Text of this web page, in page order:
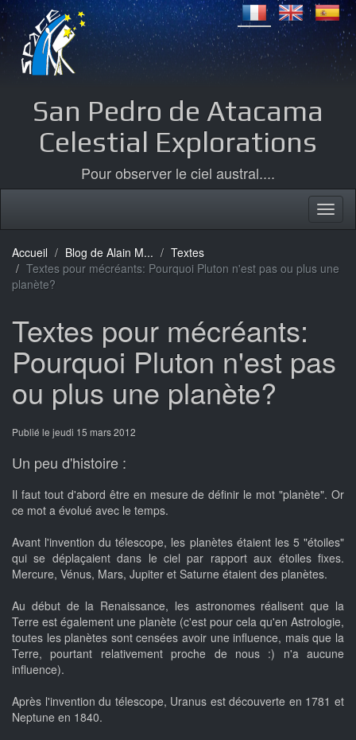
San Pedro de Atacama
Celestial Explorations
Pour observer le ciel austral....
Accueil Blog de Alain M...
Textes
Textes pour mécréants: Pourquoi Pluton n'est pas ou plus une
planète?
Textes pour mécréants:
Pourquoi Pluton n'est pas
ou plus une planète?
Publié le jeudi 15 mars 2012
Un peu d'histoire :
Il faut tout d'abord être en mesure de définir le mot "planète". Or
ce mot a évolué avec le temps.
Avant l'invention du télescope, les planètes étaient les 5 "étoiles"
qui se déplaçaient dans le ciel par rapport aux étoiles fixes.
Mercure, Vénus, Mars, Jupiter et Saturne étaient des planètes.
Au début de la Renaissance, les astronomes réalisent que la
Terre est également une planète (c'est pour cela qu'en Astrologie,
toutes les planètes sont censées avoir une influence, mais que la
Terre, pourtant relativement proche de nous :) n'a aucune
influence).
Après l'invention du télescope, Uranus est découverte en 1781 et
Neptune en 1840.